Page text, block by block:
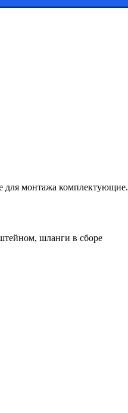
для монтажа комплектующие.
шланги в сборе